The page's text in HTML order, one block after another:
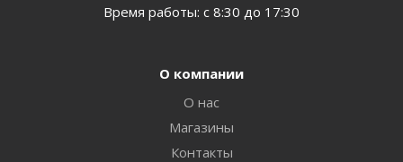
Время работы: с 8:30 до 17:30
О компании
О нас
Магазины
Контакты